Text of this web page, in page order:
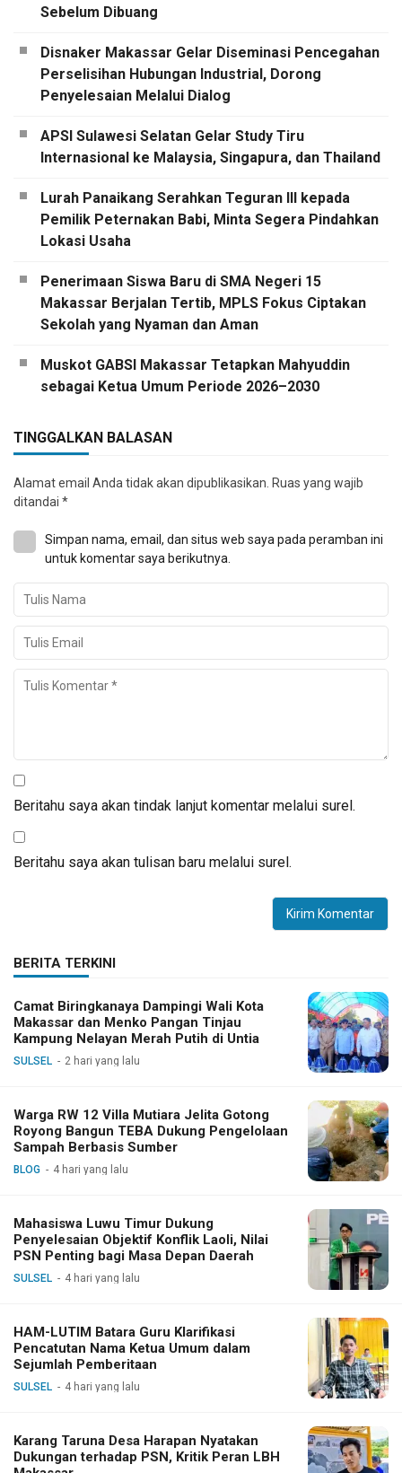
Sebelum Dibuang
Disnaker Makassar Gelar Diseminasi Pencegahan
Perselisihan Hubungan Industrial, Dorong
Penyelesaian Melalui Dialog
APSI Sulawesi Selatan Gelar Study Tiru
Internasional ke Malaysia, Singapura, dan Thailand
Lurah Panaikang Serahkan Teguran III kepada
Pemilik Peternakan Babi, Minta Segera Pindahkan
Lokasi Usaha
Penerimaan Siswa Baru di SMA Negeri 15
Makassar Berjalan Tertib, MPLS Fokus Ciptakan
Sekolah yang Nyaman dan Aman
Muskot GABSI Makassar Tetapkan Mahyuddin
sebagai Ketua Umum Periode 2026–2030
TINGGALKAN BALASAN
Alamat email Anda tidak akan dipublikasikan. Ruas yang wajib
ditandai *
Simpan nama, email, dan situs web saya pada peramban ini
untuk komentar saya berikutnya.
Beritahu saya akan tindak lanjut komentar melalui surel.
Beritahu saya akan tulisan baru melalui surel.
BERITA TERKINI
Camat Biringkanaya Dampingi Wali Kota
Makassar dan Menko Pangan Tinjau
Kampung Nelayan Merah Putih di Untia
SULSEL 2 hari yang lalu
Warga RW 12 Villa Mutiara Jelita Gotong
Royong Bangun TEBA Dukung Pengelolaan
Sampah Berbasis Sumber
BLOG 4 hari yang lalu
Mahasiswa Luwu Timur Dukung
Penyelesaian Objektif Konflik Laoli, Nilai
PSN Penting bagi Masa Depan Daerah
SULSEL 4 hari yang lalu
HAM-LUTIM Batara Guru Klarifikasi
Pencatutan Nama Ketua Umum dalam
Sejumlah Pemberitaan
SULSEL 4 hari yang lalu
Karang Taruna Desa Harapan Nyatakan
Dukungan terhadap PSN, Kritik Peran LBH